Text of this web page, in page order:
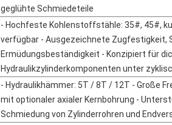
geglühte Schmiedeteile
- Hochfeste Kohlenstoffstähle: 35#, 45#,
verfügbar - Ausgezeichnete Zugfestigkeit,
Ermüdungsbeständigkeit - Konzipiert für
Hydraulikzylinderkomponenten unter
- Hydraulikhämmer: 5T / 8T / 12T - Große
mit optionaler axialer Kernbohrung -
Schmiedung von Zylinderrohren und